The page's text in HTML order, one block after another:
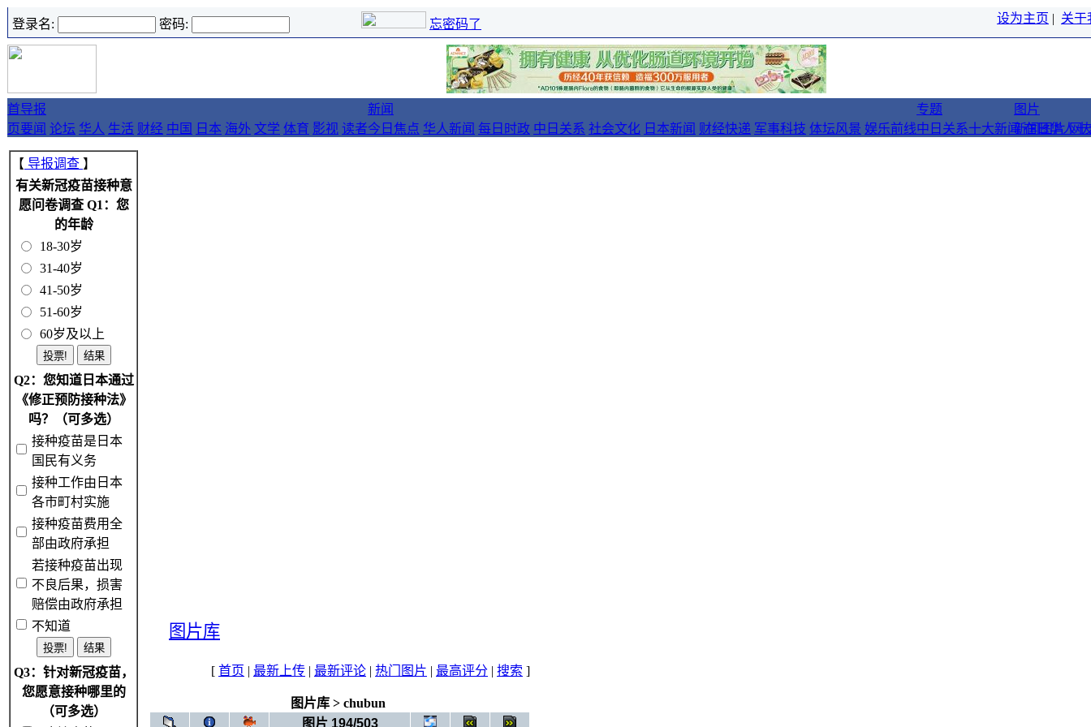
登录名: 密码: 忘密码了 设为主页 | 关于
首
页
导报
要闻 论坛 华人 生活 财经 中国 日本 海外 文学 体育 影视 读者
新闻
今日焦点 华人新闻 每日时政 中日关系 社会文化 日本新闻 财经快递 军事科技 体坛风景 娱乐前线
专题
中日关系十大新闻 在日华人
图片
新闻图片 网
【 导报调查 】
有关新冠疫苗接种意
愿问卷调查 Q1：您
的年龄
18-30岁
31-40岁
41-50岁
51-60岁
60岁及以上
Q2：您知道日本通过
《修正预防接种法》
吗？（可多选）
接种疫苗是日本
国民有义务
接种工作由日本
各市町村实施
接种疫苗费用全
部由政府承担
若接种疫苗出现
不良后果，损害
赔偿由政府承担
不知道
Q3：针对新冠疫苗，
您愿意接种哪里的
（可多选）
图片库
[ 首页 | 最新上传 | 最新评论 | 热门图片 | 最高评分 | 搜索 ]
图片库 > chubun
图片 194/503